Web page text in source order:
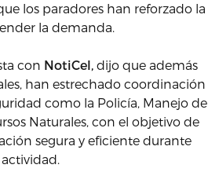
los paradores han reforzado la
la demanda.
con NotiCel, dijo que además
han estrechado coordinación
como la Policía, Manejo de
Naturales, con el objetivo de
segura y eficiente durante